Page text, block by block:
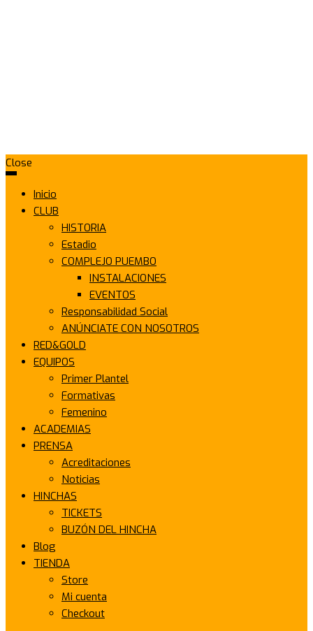
Close
Inicio
CLUB
HISTORIA
Estadio
COMPLEJO PUEMBO
INSTALACIONES
EVENTOS
Responsabilidad Social
ANÚNCIATE CON NOSOTROS
RED&GOLD
EQUIPOS
Primer Plantel
Formativas
Femenino
ACADEMIAS
PRENSA
Acreditaciones
Noticias
HINCHAS
TICKETS
BUZÓN DEL HINCHA
Blog
TIENDA
Store
Mi cuenta
Checkout